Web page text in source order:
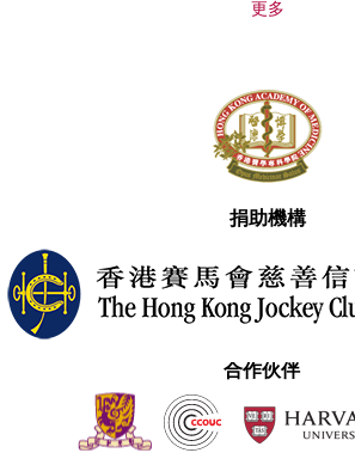
更多
捐助機構
合作伙伴